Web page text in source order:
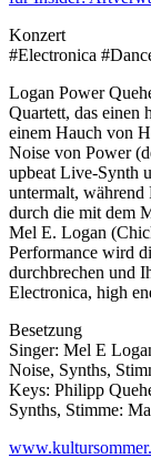
Konzert
#Electronica
Logan Power
Quartett, das einen
einem Hauch von
Noise von Power
upbeat Live-Synth
untermalt,
durch die mit dem
Mel E. Logan
Performance wird
durchbrechen und
Electronica, high
Besetzung
Singer: Mel E
Noise, Synths,
Keys: Philipp
Synths, Stimme: